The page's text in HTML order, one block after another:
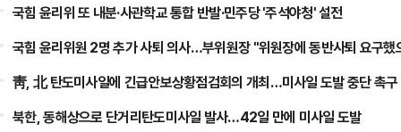
국힘 윤리위 또 내분·사관학교 통합 반발·민주당 '주석야청' 설전
국힘 윤리위원 2명 추가 사퇴 의사…부위원장 "위원장에 동반사퇴 요구했
靑, 北 탄도미사일에 긴급안보상황점검회의 개최…미사일 도발 중단 촉구
북한, 동해상으로 단거리탄도미사일 발사…42일 만에 미사일 도발